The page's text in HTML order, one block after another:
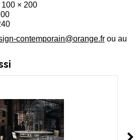
× 200
contemporain@orange.fr ou au